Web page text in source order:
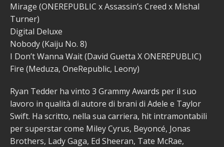
Mirage (ONEREPUBLIC x Assassin’s Creed x Mishal
Turner)
Digital Deluxe
Nobody (Kaiju No. 8)
I Don’t Wanna Wait (David Guetta X ONEREPUBLIC)
Fire (Meduza, OneRepublic, Leony)
Ryan Tedder ha vinto 3 Grammy Awards per il suo
lavoro in qualità di autore di brani di Adele e Taylor
Swift. Ha scritto, nella sua carriera, hit intramontabili
per superstar come Miley Cyrus, Beyoncé, Jonas
Brothers, Lady Gaga, Ed Sheeran, Tate McRae,